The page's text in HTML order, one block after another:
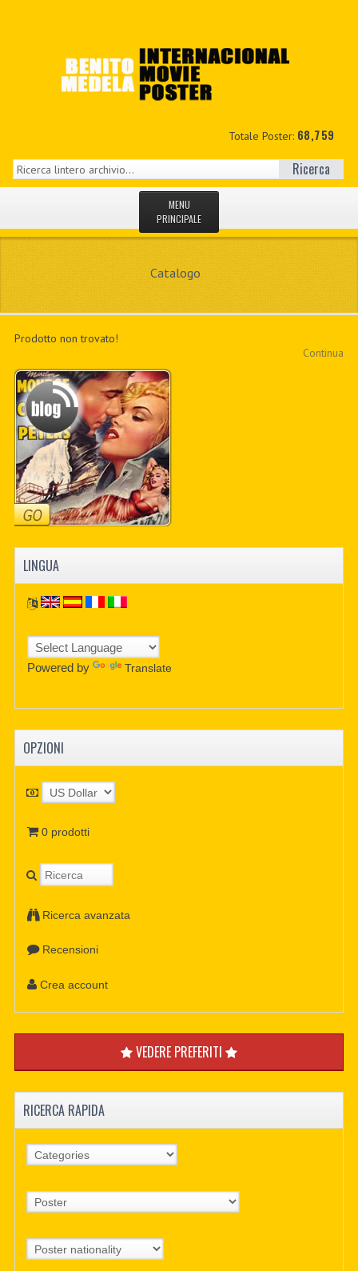
Totale Poster: 68,759
Ricerca
MENU
PRINCIPALE
NUOVI
IL MIO CONTO
PDF BOOKS
CUSTOM PDF
Catalogo
Prodotto non trovato!
Continua
LINGUA
Powered by Translate
OPZIONI
0 prodotti
Ricerca avanzata
Recensioni
Crea account
VEDERE PREFERITI
RICERCA RAPIDA